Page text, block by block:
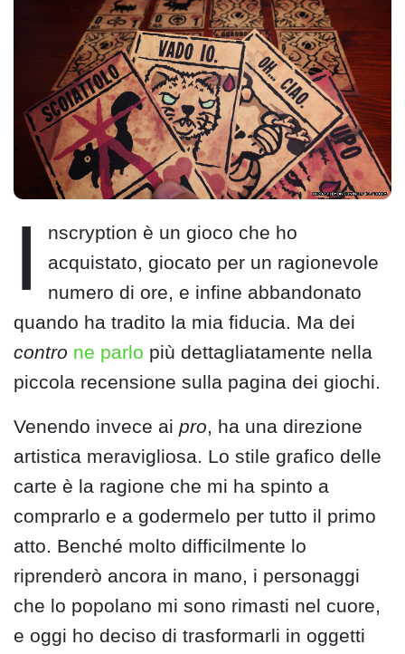
I
nscryption è un gioco che ho
acquistato, giocato per un ragionevole
numero di ore, e infine abbandonato
quando ha tradito la mia fiducia. Ma dei
contro ne parlo più dettagliatamente nella
piccola recensione sulla pagina dei giochi.
Venendo invece ai pro, ha una direzione
artistica meravigliosa. Lo stile grafico delle
carte è la ragione che mi ha spinto a
comprarlo e a godermelo per tutto il primo
atto. Benché molto difficilmente lo
riprenderò ancora in mano, i personaggi
che lo popolano mi sono rimasti nel cuore,
e oggi ho deciso di trasformarli in oggetti